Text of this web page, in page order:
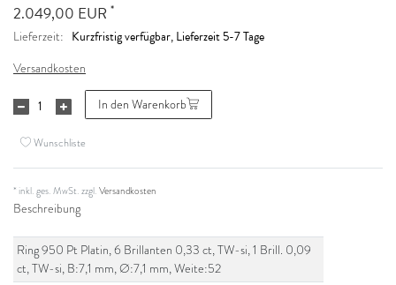
2.049,00 EUR *
Lieferzeit: Kurzfristig verfügbar, Lieferzeit 5-7 Tage
Versandkosten
In den Warenkorb
Wunschliste
* inkl. ges. MwSt. zzgl.Versandkosten
Beschreibung
Ring 950 Pt Platin, 6 Brillanten 0,33 ct, TW-si, 1 Brill. 0,09
ct, TW-si, B:7,1 mm, Ø:7,1 mm, Weite:52